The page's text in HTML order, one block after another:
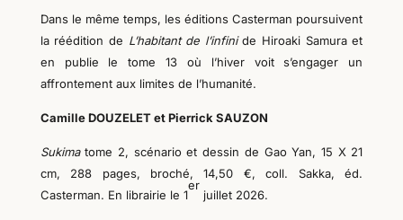
Dans le même temps, les éditions Casterman poursuivent
la réédition de L’habitant de l’infinide Hiroaki Samura et
en publie le tome 13 où l’hiver voit s’engager un
affrontement aux limites de l’humanité.
Camille DOUZELET et Pierrick SAUZON
Sukimatome 2, scénario et dessin de Gao Yan, 15 X 21
cm, 288 pages, broché, 14,50 €, coll. Sakka, éd.
Casterman. En librairie le 1
er
juillet 2026.